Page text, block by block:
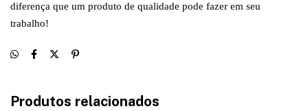
diferença que um produto de qualidade pode fazer em seu
trabalho!
Produtos relacionados